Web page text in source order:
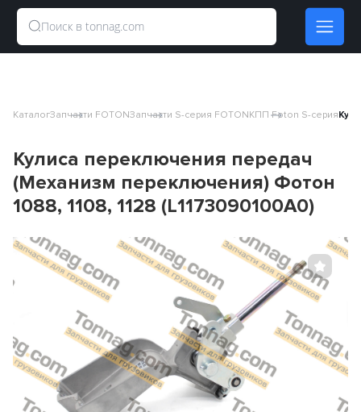
КаталогЗапчасти FOTONЗапчасти S-серия FOTONКПП Foton S-серия
Кулиса переключения передач
(Механизм переключения) Фотон
1088, 1108, 1128 (L1173090100A0)